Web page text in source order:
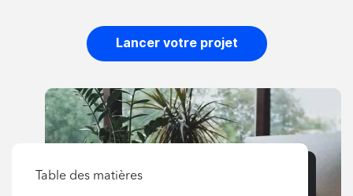
Lancer votre projet
Table des matières